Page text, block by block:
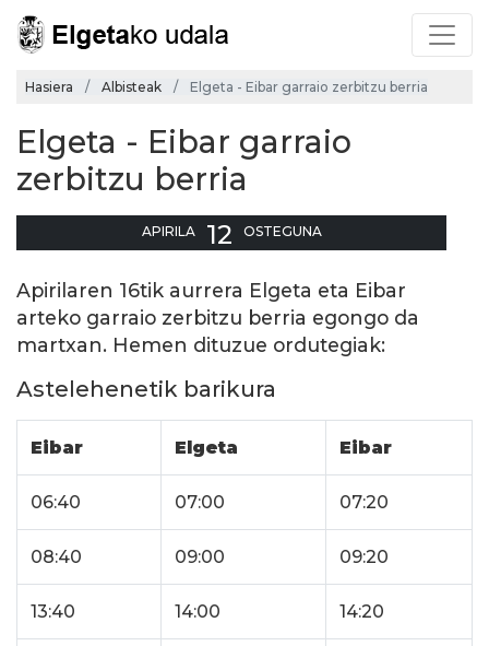
Hasiera Albisteak Elgeta - Eibar garraio zerbitzu berria
Elgeta - Eibar garraio
zerbitzu berria
APIRILA 12 OSTEGUNA
Apirilaren 16tik aurrera Elgeta eta Eibar
arteko garraio zerbitzu berria egongo da
martxan. Hemen dituzue ordutegiak:
Astelehenetik barikura
Eibar Elgeta Eibar
06:40 07:00 07:20
08:40 09:00 09:20
13:40 14:00 14:20